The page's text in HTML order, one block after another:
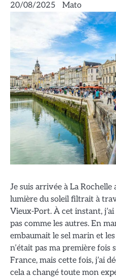
20/08/2025 Mato
Je suis arrivée à La
lumière du soleil filtrait à
Vieux-Port. À cet instant,
pas comme les autres. En
embaumait le sel marin et
n’était pas ma première fois
France, mais cette fois, j’ai
cela a changé toute mon